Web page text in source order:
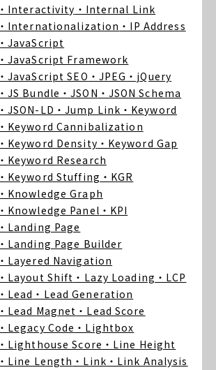
・Interactivity ・Internal Link
・Internationalization ・IP Address
・JavaScript
・JavaScript Framework
・JavaScript SEO ・JPEG ・jQuery
・JS Bundle ・JSON ・JSON Schema
・JSON-LD ・Jump Link ・Keyword
・Keyword Cannibalization
・Keyword Density ・Keyword Gap
・Keyword Research
・Keyword Stuffing ・KGR
・Knowledge Graph
・Knowledge Panel ・KPI
・Landing Page
・Landing Page Builder
・Layered Navigation
・Layout Shift ・Lazy Loading ・LCP
・Lead ・Lead Generation
・Lead Magnet ・Lead Score
・Legacy Code ・Lightbox
・Lighthouse Score ・Line Height
・Line Length ・Link ・Link Analysis